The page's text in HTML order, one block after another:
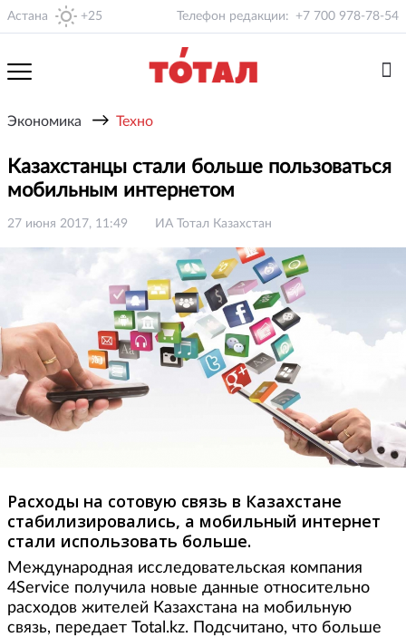
Астана +25 Телефон редакции: +7 700 978-78-54
Экономика → Техно
Казахстанцы стали больше пользоваться
мобильным интернетом
27 июня 2017, 11:49 ИА Тотал Казахстан
Расходы на сотовую связь в Казахстане
стабилизировались, а мобильный интернет
стали использовать больше.
Международная исследовательская компания
4Service получила новые данные относительно
расходов жителей Казахстана на мобильную
связь, передает Total.kz. Подсчитано, что больше